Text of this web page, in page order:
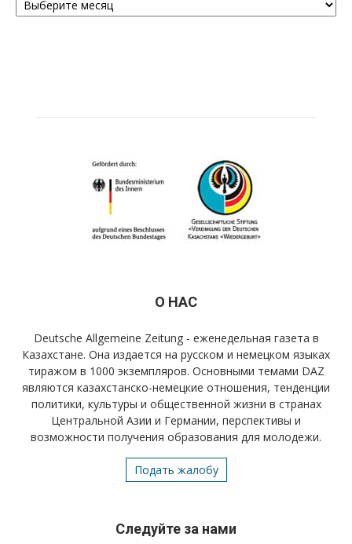
О НАС
Deutsche Allgemeine Zeitung - еженедельная газета в
Казахстане. Она издается на русском и немецком языках
тиражом в 1000 экземпляров. Основными темами DAZ
являются казахстанско-немецкие отношения, тенденции
политики, культуры и общественной жизни в странах
Центральной Азии и Германии, перспективы и
возможности получения образования для молодежи.
Подать жалобу
Следуйте за нами